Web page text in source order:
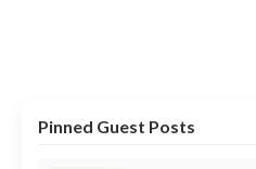
Pinned Guest Posts